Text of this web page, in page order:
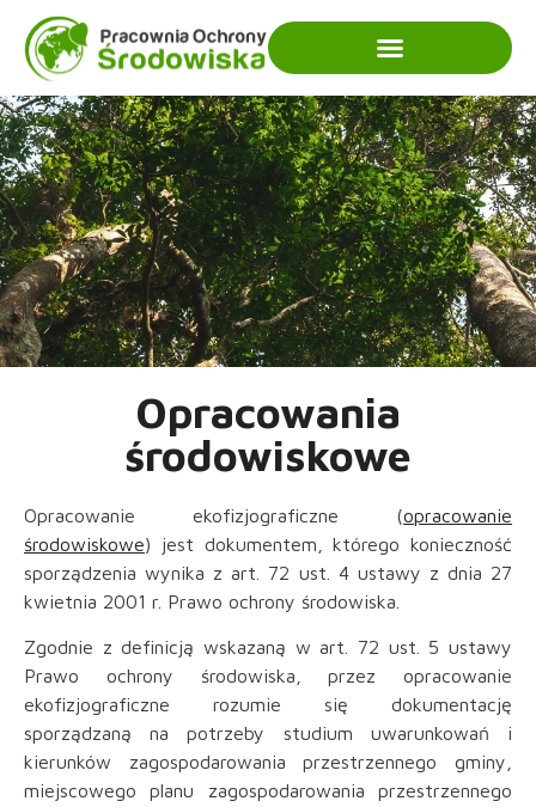
Opracowania
środowiskowe
Opracowanie ekofizjograficzne (opracowanie
środowiskowe) jest dokumentem, którego konieczność
sporządzenia wynika z art. 72 ust. 4 ustawy z dnia 27
kwietnia 2001 r. Prawo ochrony środowiska.
Zgodnie z definicją wskazaną w art. 72 ust. 5 ustawy
Prawo ochrony środowiska, przez opracowanie
ekofizjograficzne rozumie się dokumentację
sporządzaną na potrzeby studium uwarunkowań i
kierunków zagospodarowania przestrzennego gminy,
miejscowego planu zagospodarowania przestrzennego